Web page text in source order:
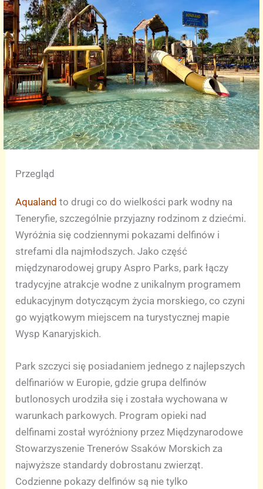
Przegląd
Aqualandto drugi co do wielkości park wodny na
Teneryfie, szczególnie przyjazny rodzinom z dziećmi.
Wyróżnia się codziennymi pokazami delfinów i
strefami dla najmłodszych. Jako część
międzynarodowej grupy Aspro Parks, park łączy
tradycyjne atrakcje wodne z unikalnym programem
edukacyjnym dotyczącym życia morskiego, co czyni
go wyjątkowym miejscem na turystycznej mapie
Wysp Kanaryjskich.
Park szczyci się posiadaniem jednego z najlepszych
delfinariów w Europie, gdzie grupa delfinów
butlonosych urodziła się i została wychowana w
warunkach parkowych. Program opieki nad
delfinami został wyróżniony przez Międzynarodowe
Stowarzyszenie Trenerów Ssaków Morskich za
najwyższe standardy dobrostanu zwierząt.
Codzienne pokazy delfinów są nie tylko